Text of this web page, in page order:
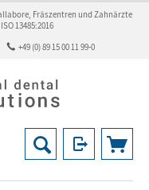
Fräszentren und Zahnärzte
13485:2016
+49 (0) 89 15 00 11 99-0